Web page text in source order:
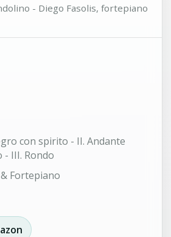
- Diego Fasolis, fortepiano
con spirito - II. Andante
- III. Rondo
Fortepiano